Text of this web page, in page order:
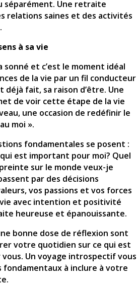
séparément. Une retraite
relations saines et des activités
à sa vie
sonné et c’est le moment idéal
de la vie par un fil conducteur
déjà fait, sa raison d’être. Une
de voir cette étape de la vie
une occasion de redéfinir le
moi ».
fondamentales se posent :
qui est important pour moi? Quel
sur le monde veux-je
par des décisions
vos passions et vos forces
avec intention et positivité
heureuse et épanouissante.
bonne dose de réflexion sont
votre quotidien sur ce qui est
Un voyage introspectif vous
fondamentaux à inclure à votre